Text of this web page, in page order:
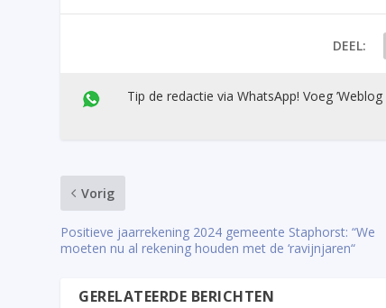
DEEL:
Tip de redactie via WhatsApp! Voeg
Vorig
Positieve jaarrekening 2024 gemeente Staphorst: “We
moeten nu al rekening houden met de ‘ravijnjaren“
GERELATEERDE BERICHTEN